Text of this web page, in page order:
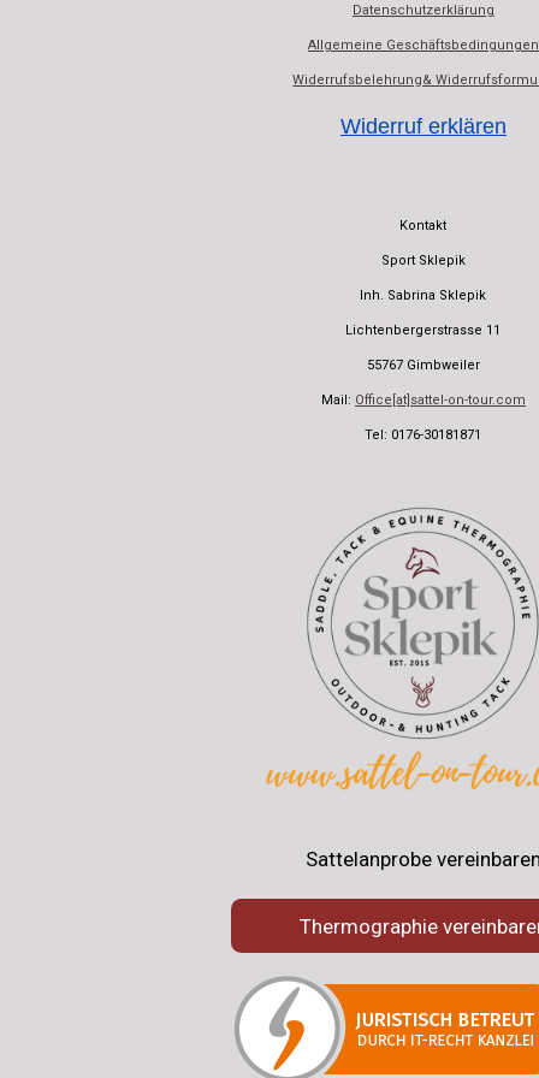
Datenschutzerklärung
Allgemeine Geschäftsbedingungen
Widerrufsbelehrung&
Widerruf erklären
Kontakt
Sport Sklepik
Inh. Sabrina Sklepik
Lichtenbergerstrasse 11
55767 Gimbweiler
Mail: Office[at]sattel-on-tour.com
Tel: 0176-30181871
Sattelanprobe
Thermographie